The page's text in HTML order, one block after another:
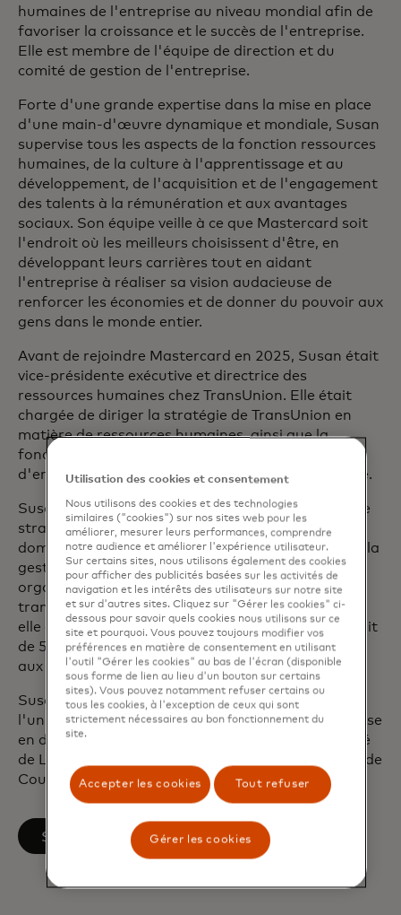
humaines de l'entreprise au niveau mondial afin de
favoriser la croissance et le succès de l'entreprise.
Elle est membre de l'équipe de direction et du
comité de gestion de l'entreprise.
Forte d'une grande expertise dans la mise en place
d'une main-d'œuvre dynamique et mondiale, Susan
supervise tous les aspects de la fonction ressources
humaines, de la culture à l'apprentissage et au
développement, de l'acquisition et de l'engagement
des talents à la rémunération et aux avantages
sociaux. Son équipe veille à ce que Mastercard soit
l'endroit où les meilleurs choisissent d'être, en
développant leurs carrières tout en aidant
l'entreprise à réaliser sa vision audacieuse de
renforcer les économies et de donner du pouvoir aux
gens dans le monde entier.
Avant de rejoindre Mastercard en 2025, Susan était
vice-présidente exécutive et directrice des
ressources humaines chez TransUnion. Elle était
chargée de diriger la stratégie de TransUnion en
matière de ressources humaines, ainsi que la
fonction de communication mondiale, et
d'encourager une culture inclusive et performante.
Susan possède une vaste expérience en matière de
stratégie des talents, notamment dans les
domaines des ressources humaines mondiales, de la
gestion du capital humain, du leadership
organisationnel, du droit et de la conformité, de la
transformation des entreprises, etc. Auparavant,
elle a passé 16 ans chez Walmart, où elle s'occupait
de 550 000 employés dans 23 pays, et était basée
aux États-Unis, au Canada et en Inde.
Susan est titulaire d'une licence en droit de
l'université de Windsor au Canada et d'une maîtrise
en droit des affaires internationales de l'université
de Londres. Elle siège au conseil d'administration de
Coursera, Inc. et du Breakfast Club of Canada.
Suivre sur LinkedIn
s’ouvre dans un nouvel onglet
Utilisation des cookies et consentement
Nous utilisons des cookies et des technologies
similaires ("cookies") sur nos sites web pour les
améliorer, mesurer leurs performances, comprendre
notre audience et améliorer l'expérience utilisateur.
Sur certains sites, nous utilisons également des cookies
pour afficher des publicités basées sur les activités de
navigation et les intérêts des utilisateurs sur notre site
et sur d'autres sites. Cliquez sur "Gérer les cookies" ci-
dessous pour savoir quels cookies nous utilisons sur ce
site et pourquoi. Vous pouvez toujours modifier vos
préférences en matière de consentement en utilisant
l'outil "Gérer les cookies" au bas de l'écran (disponible
sous forme de lien au lieu d'un bouton sur certains
sites). Vous pouvez notamment refuser certains ou
tous les cookies, à l'exception de ceux qui sont
strictement nécessaires au bon fonctionnement du
site.
Accepter les cookies Tout refuser
Gérer les cookies